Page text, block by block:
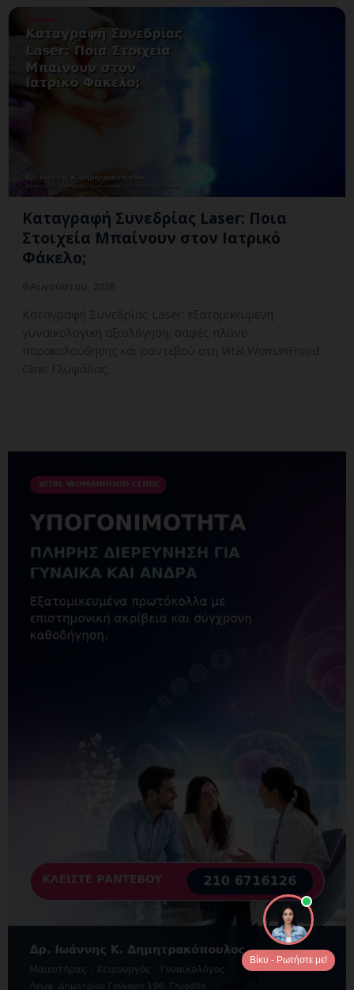
Καταγραφή Συνεδρίας Laser: Ποια
Στοιχεία Μπαίνουν στον Ιατρικό
Φάκελο;
Καταγραφή Συνεδρίας Laser: εξατομικευμένη
γυναικολογική αξιολόγηση, σαφές πλάνο
παρακολούθησης και ραντεβού στη Vital WomanHood
Clinic Γλυφάδας.
Βίκυ - Ρωτήστε με!